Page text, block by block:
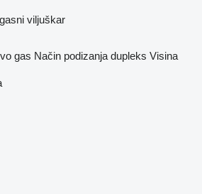
viljuškar
gas Način podizanja dupleks Visina